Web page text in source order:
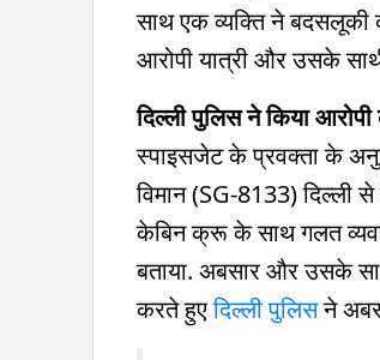
साथ एक व्यक्ति ने बदसलूकी
आरोपी यात्री और उसके
दिल्ली पुलिस ने किया आरोपी
स्पाइसजेट के प्रवक्ता के
विमान (SG-8133) दिल्ली
केबिन क्रू के साथ गलत
बताया. अबसार और उसके
करते हुएदिल्ली पुलिसने